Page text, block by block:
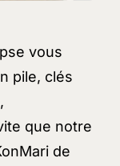
vous
pile, clés
que notre
de